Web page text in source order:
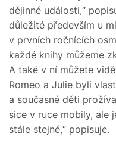
dějinné události,“
důležité především u
v prvních ročnících
každé knihy můžeme
A také v ní můžete
Romeo a Julie byli
a současné děti
sice v ruce mobily, ale
stále stejné,“ popisuje.